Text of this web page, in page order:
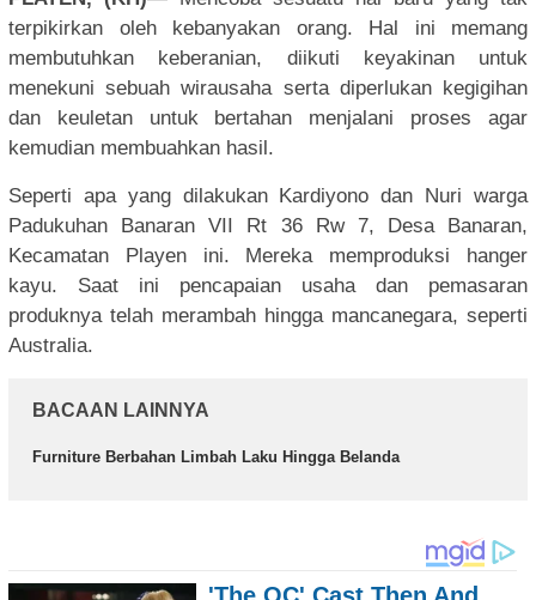
terpikirkan oleh kebanyakan orang. Hal ini memang
membutuhkan keberanian, diikuti keyakinan untuk
menekuni sebuah wirausaha serta diperlukan kegigihan
dan keuletan untuk bertahan menjalani proses agar
kemudian membuahkan hasil.
Seperti apa yang dilakukan Kardiyono dan Nuri warga
Padukuhan Banaran VII Rt 36 Rw 7, Desa Banaran,
Kecamatan Playen ini. Mereka memproduksi hanger
kayu. Saat ini pencapaian usaha dan pemasaran
produknya telah merambah hingga mancanegara, seperti
Australia.
BACAAN LAINNYA
Furniture Berbahan Limbah Laku Hingga Belanda